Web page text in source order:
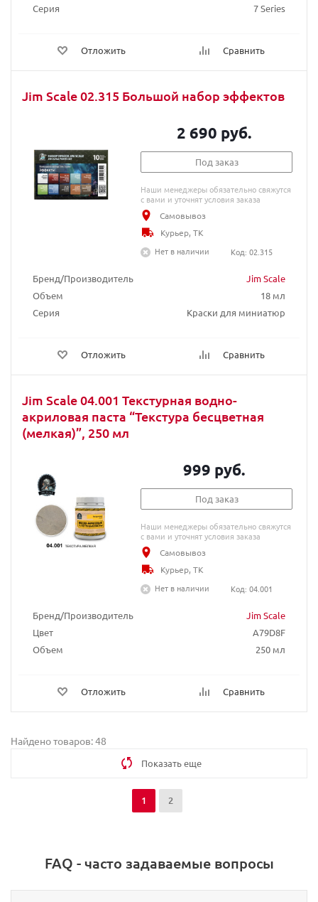
Серия
7 Series
Отложить Сравнить
Jim Scale 02.315 Большой набор эффектов
Бренд/Производитель
Jim Scale
Объем
18 мл
Серия
Краски для миниатюр
Отложить Сравнить
2 690 руб.
Под заказ
Наши менеджеры обязательно свяжутся
с вами и уточнят условия заказа
Самовывоз
Курьер, ТК
Нет в наличии
Код: 02.315
Jim Scale 04.001 Текстурная водно-
акриловая паста “Текстура бесцветная
(мелкая)”, 250 мл
Бренд/Производитель
Jim Scale
Цвет
A79D8F
Объем
250 мл
Отложить Сравнить
999 руб.
Под заказ
Наши менеджеры обязательно свяжутся
с вами и уточнят условия заказа
Самовывоз
Курьер, ТК
Нет в наличии
Код: 04.001
Найдено товаров: 48
Показать еще
1 2
FAQ - часто задаваемые вопросы